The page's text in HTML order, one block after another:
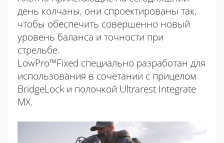
день колчаны, они спроектированы так,
чтобы обеспечить совершенно новый
уровень баланса и точности при
стрельбе.
LowPro™Fixed специально разработан для
использования в сочетании с прицелом
BridgeLock и полочкой Ultrarest Integrate
MX.